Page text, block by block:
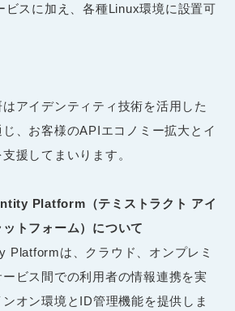
ビスに加え、各種Linux環境に設置可
アイデンティティ技術を活用した
、お客様のAPIエコノミー拡大とイ
援してまいります。
Platform（テミストラクト アイ
トフォーム）について
Platformは、クラウド、オンプレミ
ビス間での利用者の情報連携を実
オン環境とID管理機能を提供しま